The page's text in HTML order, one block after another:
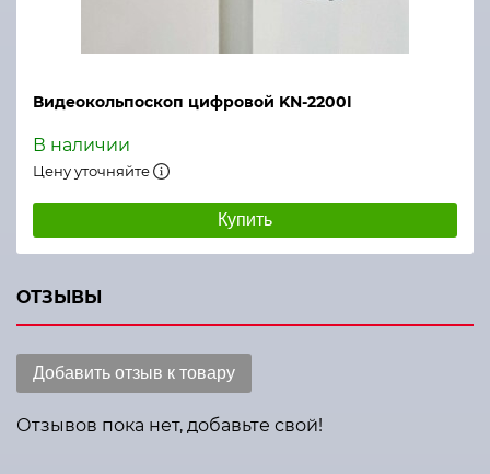
Видеокольпоскоп цифровой KN-2200I
В наличии
Цену уточняйте
Купить
ОТЗЫВЫ
Добавить отзыв к товару
Отзывов пока нет, добавьте свой!